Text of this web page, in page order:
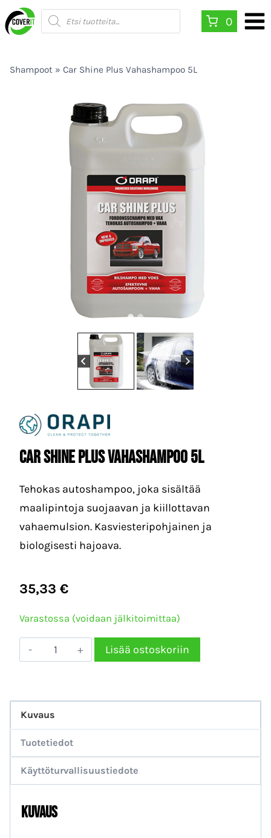
Siirry
sisältöön
Products
search
0
Shampoot » Car Shine Plus Vahashampoo 5L
Car Shine Plus Vahashampoo 5L
Tehokas autoshampoo, joka sisältää
maalipintoja suojaavan ja kiillottavan
vahaemulsion. Kasviesteripohjainen ja
biologisesti hajoava.
35,33 €
Varastossa (voidaan jälkitoimittaa)
Car
Shine
Vahashampoo
5L
määrä
Lisää ostoskoriin
Kuvaus
Tuotetiedot
Käyttöturvallisuustiedote
Kuvaus